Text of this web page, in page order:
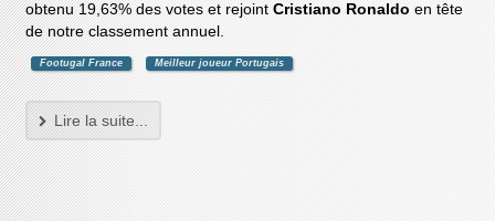
obtenu 19,63% des votes et rejointCristiano Ronaldo en tête
de notre classement annuel.
Footugal France Meilleur joueur Portugais
Lire la suite...